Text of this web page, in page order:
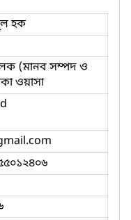
হক
(মানব সম্পদ ও
ওয়াসা